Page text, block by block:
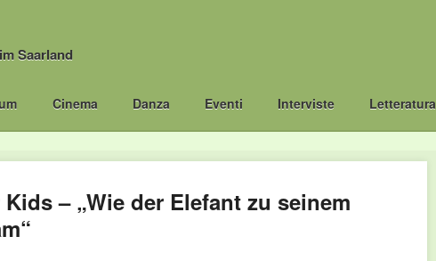
Saarland
Cinema Danza Eventi Interviste Letteratura
– „Wie der Elefant zu seinem